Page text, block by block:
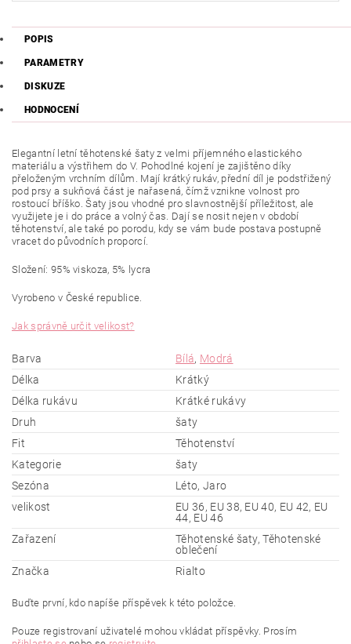
POPIS
PARAMETRY
DISKUZE
HODNOCENÍ
Elegantní letní těhotenské šaty z velmi příjemného elastického
materiálu a výstřihem do V. Pohodlné kojení je zajištěno díky
přeloženým vrchním dílům. Mají krátký rukáv, přední díl je podstřižený
pod prsy a sukňová část je nařasená, čímž vznikne volnost pro
rostoucí bříško. Šaty jsou vhodné pro slavnostnější příležitost, ale
využijete je i do práce a volný čas. Dají se nosit nejen v období
těhotenství, ale také po porodu, kdy se vám bude postava postupně
vracet do původních proporcí.
Složení: 95% viskoza, 5% lycra
Vyrobeno v České republice.
Jak správně určit velikost?
Barva Bílá, Modrá
Délka
Krátký
Délka rukávu
Krátké rukávy
Druh
šaty
Fit
Těhotenství
Kategorie
šaty
Sezóna
Léto, Jaro
velikost
EU 36, EU 38, EU 40, EU 42, EU
44, EU 46
Zařazení
Těhotenské šaty, Těhotenské
oblečení
Značka
Rialto
Buďte první, kdo napíše příspěvek k této položce.
Pouze registrovaní uživatelé mohou vkládat příspěvky. Prosím